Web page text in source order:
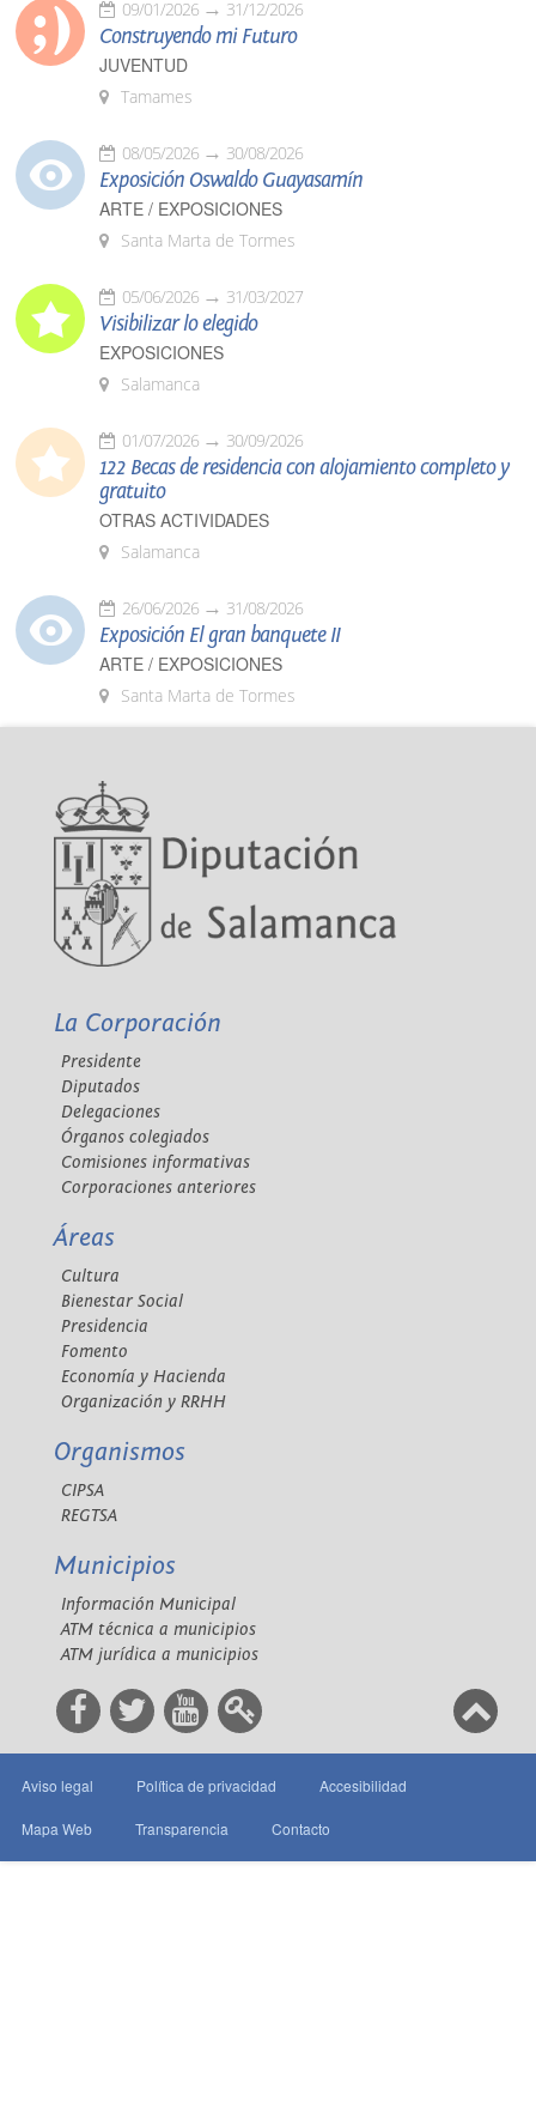
09/01/2026 31/12/2026
Construyendo mi Futuro
JUVENTUD
Tamames
08/05/2026 30/08/2026
Exposición Oswaldo Guayasamín
ARTE / EXPOSICIONES
Santa Marta de Tormes
05/06/2026 31/03/2027
Visibilizar lo elegido
EXPOSICIONES
Salamanca
01/07/2026 30/09/2026
122 Becas de residencia con alojamiento completo y
gratuito
OTRAS ACTIVIDADES
Salamanca
26/06/2026 31/08/2026
Exposición El gran banquete II
ARTE / EXPOSICIONES
Santa Marta de Tormes
La Corporación
Presidente
Diputados
Delegaciones
Órganos colegiados
Comisiones informativas
Corporaciones anteriores
Áreas
Cultura
Bienestar Social
Presidencia
Fomento
Economía y Hacienda
Organización y RRHH
Organismos
CIPSA
REGTSA
Municipios
Información Municipal
ATM técnica a municipios
ATM jurídica a municipios
Aviso legal Política de privacidad Accesibilidad
Mapa Web Transparencia Contacto